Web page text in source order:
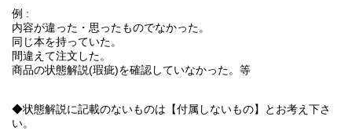
例 :
内容が違った・思ったものでなかった。
同じ本を持っていた。
間違えて注文した。
商品の状態解説(瑕疵)を確認していなかった。等
◆状態解説に記載のないものは【付属しないもの】とお考え下さ
い。